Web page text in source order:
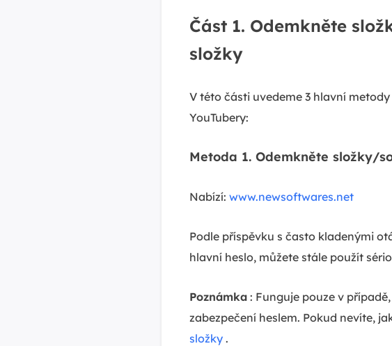
Část 1. Odemkněte
složky
V této části uvedeme 3 hlavní
YouTubery:
Metoda 1. Odemkněte složky/
Nabízí: www.newsoftwares.net
Podle příspěvku s často kladenými
hlavní heslo, můžete stále použít
Poznámka : Funguje pouze v
zabezpečení heslem. Pokud nevíte,
složky .